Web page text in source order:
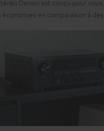
Denon est conçu pour
en comparaison à des